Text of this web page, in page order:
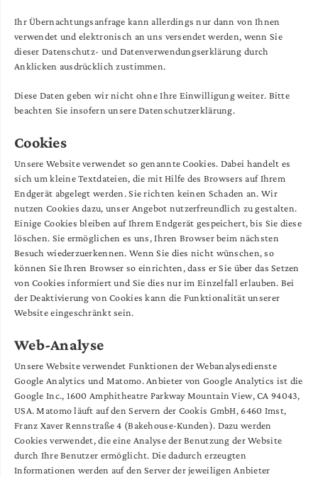
Ihr Übernachtungsanfrage kann allerdings nur dann von Ihnen
verwendet und elektronisch an uns versendet werden, wenn Sie
dieser Datenschutz- und Datenverwendungserklärung durch
Anklicken ausdrücklich zustimmen.
Diese Daten geben wir nicht ohne Ihre Einwilligung weiter. Bitte
beachten Sie insofern unsere Datenschutzerklärung.
Cookies
Unsere Website verwendet so genannte Cookies. Dabei handelt es
sich um kleine Textdateien, die mit Hilfe des Browsers auf Ihrem
Endgerät abgelegt werden. Sie richten keinen Schaden an. Wir
nutzen Cookies dazu, unser Angebot nutzerfreundlich zu gestalten.
Einige Cookies bleiben auf Ihrem Endgerät gespeichert, bis Sie diese
löschen. Sie ermöglichen es uns, Ihren Browser beim nächsten
Besuch wiederzuerkennen. Wenn Sie dies nicht wünschen, so
können Sie Ihren Browser so einrichten, dass er Sie über das Setzen
von Cookies informiert und Sie dies nur im Einzelfall erlauben. Bei
der Deaktivierung von Cookies kann die Funktionalität unserer
Website eingeschränkt sein.
Web-Analyse
Unsere Website verwendet Funktionen der Webanalysedienste
Google Analytics und Matomo. Anbieter von Google Analytics ist die
Google Inc., 1600 Amphitheatre Parkway Mountain View, CA 94043,
USA. Matomo läuft auf den Servern der Cookis GmbH, 6460 Imst,
Franz Xaver Rennstraße 4 (Bakehouse-Kunden). Dazu werden
Cookies verwendet, die eine Analyse der Benutzung der Website
durch Ihre Benutzer ermöglicht. Die dadurch erzeugten
Informationen werden auf den Server der jeweiligen Anbieter